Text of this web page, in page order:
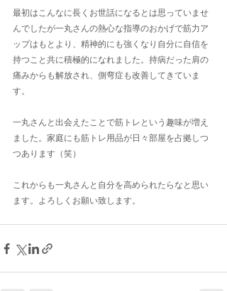
最初はこんなに長くお世話になるとは思っていませ
んでしたが一丸さんの熱心な指導のおかげで筋力ア
ップはもとより、精神的にも強くなり自分に自信を
持つこと共に積極的になれました。持病だった肩の
痛みからも解放され、側弯症も改善してきていま
す。
一丸さんと出会えたことで筋トレという趣味が増え
ました。家庭にも筋トレ用品が日々部屋を占拠しつ
つあります（笑）
これからも一丸さんと自分を高められたらなと思い
ます。よろしくお願い致します。